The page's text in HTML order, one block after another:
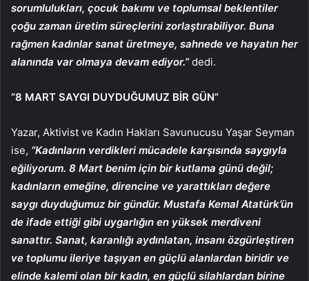
sorumlulukları, çocuk bakımı ve toplumsal beklentiler
çoğu zaman üretim süreçlerini zorlaştırabiliyor. Buna
rağmen kadınlar sanat üretmeye, sahnede ve hayatın her
alanında var olmaya devam ediyor.”dedi.
“8 MART SAYGI DUYDUĞUMUZ BİR GÜN”
Yazar, Aktivist ve Kadın Hakları Savunucusu Yaşar Seyman
ise, “Kadınların verdikleri mücadele karşısında saygıyla
eğiliyorum. 8 Mart benim için bir kutlama günü değil;
kadınların emeğine, direncine ve yarattıkları değere
saygı duyduğumuz bir gündür. Mustafa Kemal Atatürk’ün
de ifade ettiği gibi uygarlığın en yüksek merdiveni
sanattır. Sanat, karanlığı aydınlatan, insanı özgürleştiren
ve toplumu ileriye taşıyan en güçlü alanlardan biridir ve
elinde kalemi olan bir kadın, en güçlü silahlardan birine